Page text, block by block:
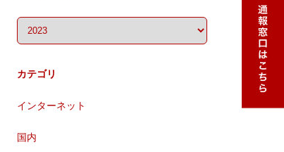
カテゴリ
インターネット
国内